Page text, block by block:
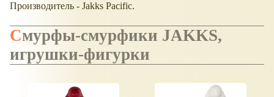
Производитель - Jakks Pacific.
Смурфы-смурфики JAKKS,
игрушки-фигурки